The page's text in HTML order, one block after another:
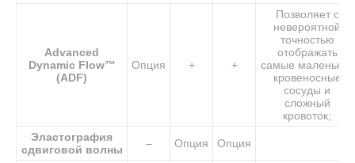
Advanced
Dynamic Flow™
(ADF)
Опция + +
Позволяет с
невероятной
точностью
отображать
самые маленькие
кровеносные
сосуды и
сложный
кровоток;
Эластография
сдвиговой волны
– Опция Опция